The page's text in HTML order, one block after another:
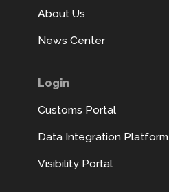
About Us
News Center
Login
Customs Portal
Data Integration Platform
Visibility Portal